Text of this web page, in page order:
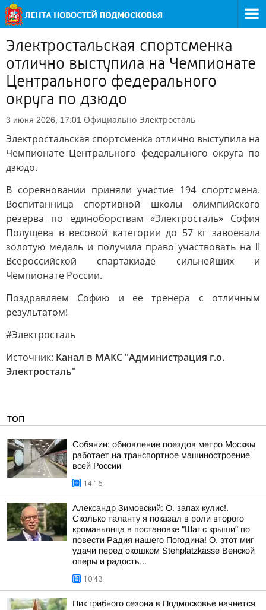
Электростальская спортсменка
отлично выступила на Чемпионате
Центрального федерального
округа по дзюдо
3 июня 2026, 17:01 Официально Электросталь
Электростальская спортсменка отлично выступила на
Чемпионате Центрального федерального округа по
дзюдо.
В соревновании приняли участие 194 спортсмена.
Воспитанница спортивной школы олимпийского
резерва по единоборствам «Электросталь» София
Полущева в весовой категории до 57 кг завоевала
золотую медаль и получила право участвовать на II
Всероссийской спартакиаде сильнейших и
Чемпионате России.
Поздравляем Софию и ее тренера с отличным
результатом!
#Электросталь
Источник: Канал в МАКС "Администрация г.о.
Электросталь"
ТОП
Собянин: обновление поездов метро Москвы
работает на транспортное машиностроение
всей России
14:16
Александр Зимовский: О. запах кулис!.
Сколько таланту я показал в роли второго
кроманьонца в постановке "Шаг с крыши" по
повести Радия нашего Погодина! О, этот миг
удачи перед окошком Stehplatzkasse Венской
оперы и радость...
10:43
Пик грибного сезона в Подмосковье начнется